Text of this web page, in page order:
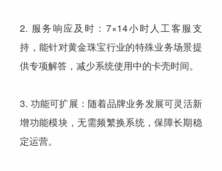
2. 服务响应及时：7×14小时人工客服支
持，能针对黄金珠宝行业的特殊业务场景提
供专项解答，减少系统使用中的卡壳时间。
3. 功能可扩展：随着品牌业务发展可灵活新
增功能模块，无需频繁换系统，保障长期稳
定运营。